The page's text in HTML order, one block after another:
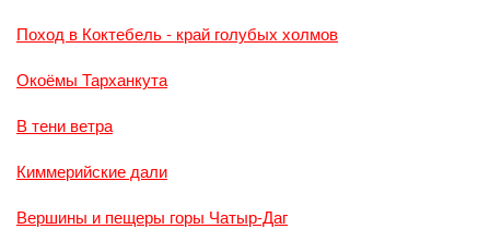
Поход в Коктебель - край голубых холмов
Окоёмы Тарханкута
В тени ветра
Киммерийские дали
Вершины и пещеры горы Чатыр-Даг